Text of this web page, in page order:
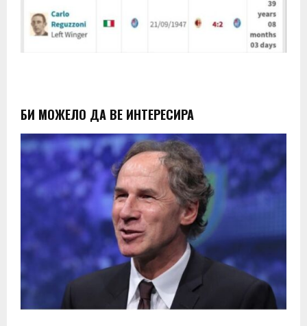
БИ МОЖЕЛО ДА ВЕ ИНТЕРЕСИРА